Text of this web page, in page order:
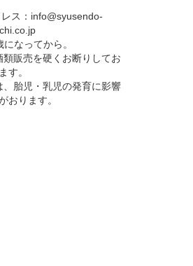
ス： info@syusendo-
なってから。
販売を硬くお断りしてお
す。
胎児・乳児の発育に影響
おります。